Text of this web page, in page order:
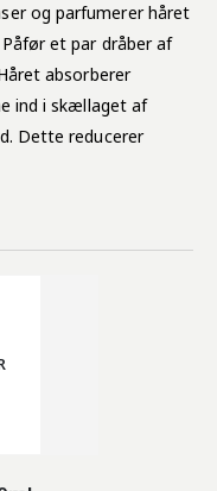
og parfumerer håret
et par dråber af
absorberer
ind i skællaget af
Dette reducerer